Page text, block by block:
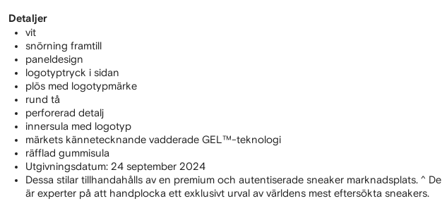
Detaljer
vit
snörning framtill
paneldesign
logotyptryck i sidan
plös med logotypmärke
rund tå
perforerad detalj
innersula med logotyp
märkets kännetecknande vadderade GEL™-teknologi
räfflad gummisula
Utgivningsdatum: 24 september 2024
Dessa stilar tillhandahålls av en premium och autentiserade sneaker marknadsplats. ^ De
är experter på att handplocka ett exklusivt urval av världens mest eftersökta sneakers.